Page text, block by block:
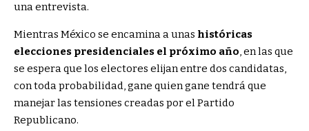
una entrevista.
Mientras México se encamina a unas históricas
elecciones presidenciales el próximo año, en las que
se espera que los electores elijan entre dos candidatas,
con toda probabilidad, gane quien gane tendrá que
manejar las tensiones creadas por el Partido
Republicano.